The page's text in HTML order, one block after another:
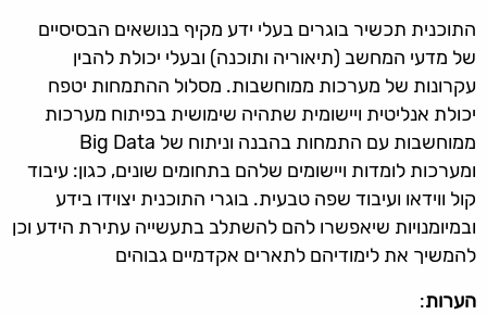
התוכנית תכשיר בוגרים בעלי ידע מקיף בנושאים הבסיסיים
של מדעי המחשב (תיאוריה ותוכנה) ובעלי יכולת להבין
עקרונות של מערכות ממוחשבות. מסלול ההתמחות יטפח
יכולת אנליטית ויישומית שתהיה שימושית בפיתוח מערכות
ממוחשבות עם התמחות בהבנה וניתוח של Big Data
ומערכות לומדות ויישומים שלהם בתחומים שונים, כגון: עיבוד
קול ווידאו ועיבוד שפה טבעית. בוגרי התוכנית יצוידו בידע
ובמיומנויות שיאפשרו להם להשתלב בתעשייה עתירת הידע וכן
להמשיך את לימודיהם לתארים אקדמיים גבוהים
הערות: